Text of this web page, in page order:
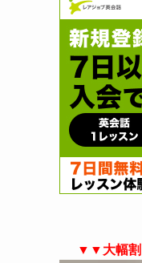
▼▼大幅割